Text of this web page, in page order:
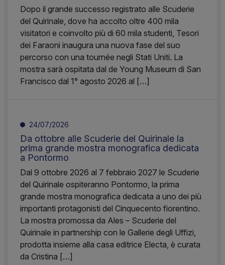
Dopo il grande successo registrato alle Scuderie
del Quirinale, dove ha accolto oltre 400 mila
visitatori e coinvolto più di 60 mila studenti, Tesori
dei Faraoni inaugura una nuova fase del suo
percorso con una tournée negli Stati Uniti. La
mostra sarà ospitata dal de Young Museum di San
Francisco dal 1° agosto 2026 al […]
24/07/2026
Da ottobre alle Scuderie del Quirinale la
prima grande mostra monografica dedicata
a Pontormo
Dal 9 ottobre 2026 al 7 febbraio 2027 le Scuderie
del Quirinale ospiteranno Pontormo, la prima
grande mostra monografica dedicata a uno dei più
importanti protagonisti del Cinquecento fiorentino.
La mostra promossa da Ales – Scuderie del
Quirinale in partnership con le Gallerie degli Uffizi,
prodotta insieme alla casa editrice Electa, è curata
da Cristina […]